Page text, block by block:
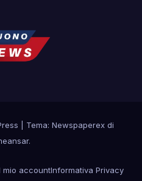
Tema: Newspaperex di
.
mio accountInformativa Privacy